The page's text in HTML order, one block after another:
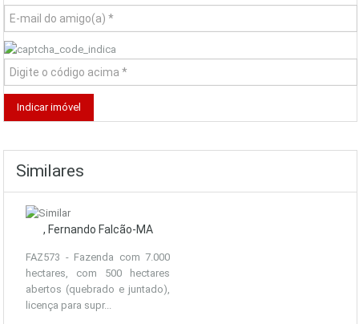
Similares
, Fernando Falcão-MA
FAZ573 - Fazenda com 7.000
hectares, com 500 hectares
abertos (quebrado e juntado),
licença para supr...